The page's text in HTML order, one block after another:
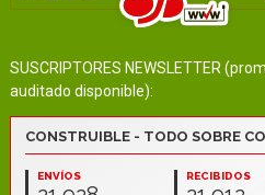
SUSCRIPTORES NEWSLETTER
auditado disponible):